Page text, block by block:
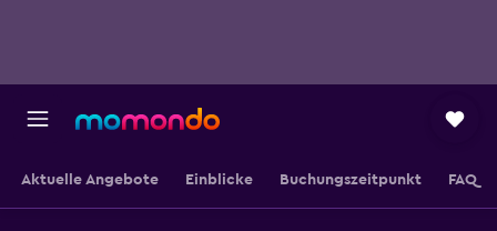
Aktuelle Angebote Einblicke Buchungszeitpunkt FAQ